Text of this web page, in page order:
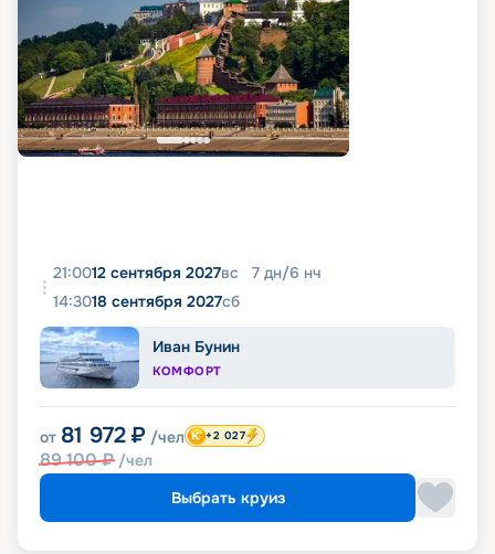
21:0012 сентября 2027вс 7 дн/6 нч
14:3018 сентября 2027сб
Иван Бунин
КОМФОРТ
от 81 972 ₽ /чел
89 100₽ /чел
+2 027
Выбрать круиз